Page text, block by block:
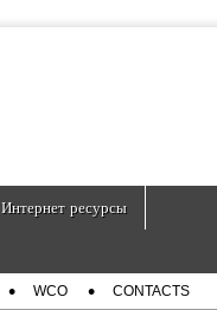
Интернет ресурсы
WCO CONTACTS